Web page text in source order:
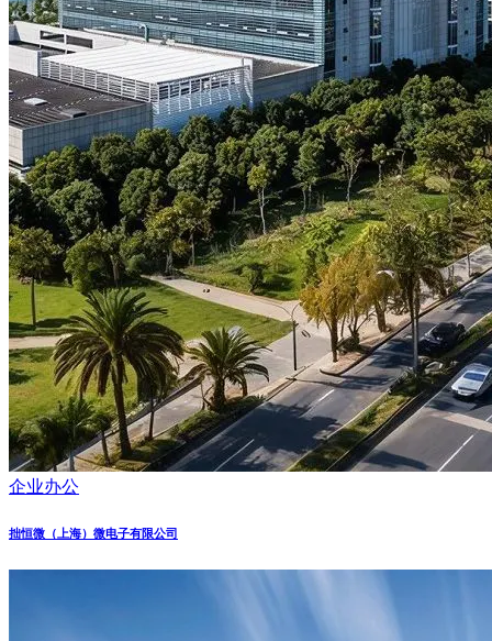
企业办公
拙恒微（上海）微电子有限公司